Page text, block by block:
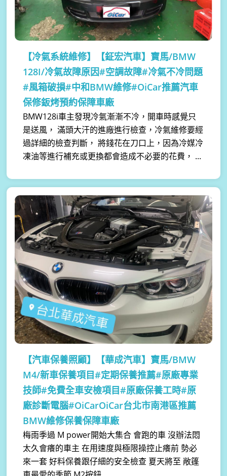
【冷氣系統維修】
【鉦宏汽車】寶馬/BMW
128I/冷氣故障原因#空調故障#冷氣不冷問題
#風箱破損#中和BMW維修#OiCar推薦汽車
保修鈑烤預約保障車廠
BMW128i車主發現冷氣漸漸不冷，開車時感覺只
是送風， 滿頭大汗的進廠進行檢查，冷氣維修要經
過詳細的檢查判斷， 將錢花在刀口上，因為冷媒冷
凍油等進行補充或更換都會造成不必要的花費， ...
【汽車保養照顧】
【華成汽車】寶馬/BMW
M4/新車保養項目#定期保養推薦#原廠專業
技師#免費全車安檢項目#原廠保養工時#原
廠診斷電腦#OiCarOiCar台北市南港區推薦
BMW維修保養保障車廠
梅雨季過 M power開始大集合 會跑的車 沒辦法悶
太久會癢的車主 在用速度與極限操控止癢前 勢必
來一套 好料保養跟仔細的安全檢查 夏天將至 敞篷